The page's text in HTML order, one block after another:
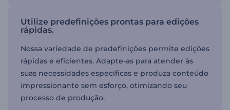
Utilize predefinições prontas para edições
rápidas.
Nossa variedade de predefinições permite edições
rápidas e eficientes. Adapte-as para atender às
suas necessidades específicas e produza conteúdo
impressionante sem esforço, otimizando seu
processo de produção.